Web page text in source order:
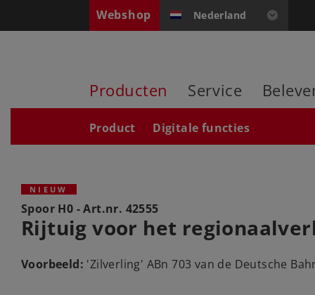
Webshop Nederland
Producten Service
Product Digitale functies
NIEUW
Spoor H0 - Art.nr. 42555
Rijtuig voor het
Voorbeeld: 'Zilverling' ABn 703 van de Deutsche